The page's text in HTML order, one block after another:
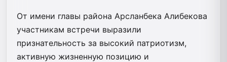
От имени главы района Арсланбека Алибекова
участникам встречи выразили
признательность за высокий патриотизм,
активную жизненную позицию и